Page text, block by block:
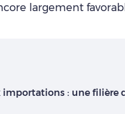
largement
importations : une filière